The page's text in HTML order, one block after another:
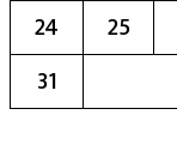
24
25
31